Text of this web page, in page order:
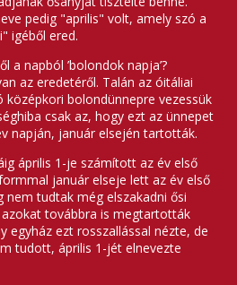
pedig "aprilis" volt, amely szó a
igéből ered.
a napból ’bolondok napja’?
az eredetéről. Talán az óitáliai
középkori bolondünnepre vezessük
csak az, hogy ezt az ünnepet
napján, január elsején tartották.
április 1-je számított az év első
január elseje lett az év első
nem tudtak még elszakadni ősi
továbbra is megtartották
egyház ezt rosszallással nézte, de
tudott, április 1-jét elnevezte